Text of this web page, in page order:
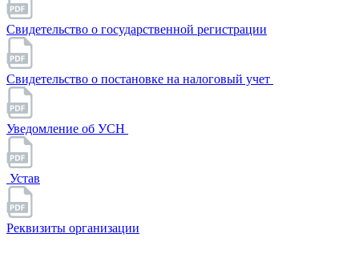
Свидетельство о государственной регистрации
Свидетельство о постановке на налоговый учет
Уведомление об УСН
Устав
Реквизиты организации